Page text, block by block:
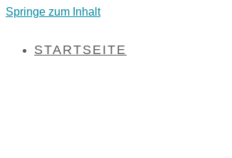
Springe zum Inhalt
STARTSEITE